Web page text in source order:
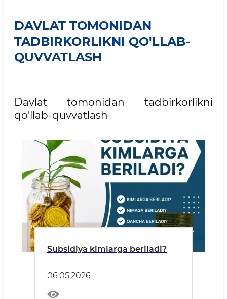
DAVLAT TOMONIDAN
TADBIRKORLIKNI QO'LLAB-
QUVVATLASH
Davlat tomonidan tadbirkorlikni
qo'llab-quvvatlash
Subsidiya kimlarga beriladi?
06.05.2026